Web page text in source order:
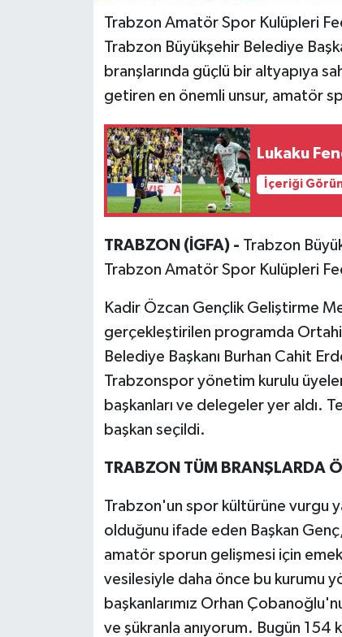
Trabzon Amatör Spor Kulüpleri
Trabzon Büyükşehir Belediye
branşlarında güçlü bir altyapıya
getiren en önemli unsur, amatör
Lukaku
İçeriği
TRABZON (İGFA) - Trabzon
Trabzon Amatör Spor Kulüpleri
Kadir Özcan Gençlik Geliştirme
gerçekleştirilen programda
Belediye Başkanı Burhan Cahit
Trabzonspor yönetim kurulu
başkanları ve delegeler yer aldı.
başkan seçildi.
TRABZON TÜM BRANŞLARDA
Trabzon'un spor kültürüne vurgu
olduğunu ifade eden Başkan
amatör sporun gelişmesi için
vesilesiyle daha önce bu kurumu
başkanlarımız Orhan
ve şükranla anıyorum. Bugün